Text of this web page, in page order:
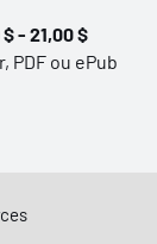
- 21,00 $
PDF ou ePub